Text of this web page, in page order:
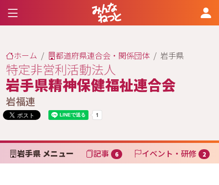
ホーム 都道府県連合会・関係団体 岩手県
特定非営利活動法人
岩手県精神保健福祉連合会
岩福連
岩手県 メニュー 記事 6 イベント・研修 2